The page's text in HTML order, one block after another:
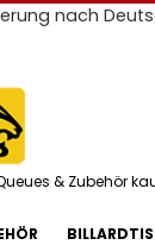
nach
& Zubehör